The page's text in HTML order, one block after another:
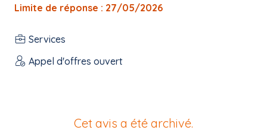
Limite de réponse : 27/05/2026
Services
Appel d'offres ouvert
Cet avis a été archivé.